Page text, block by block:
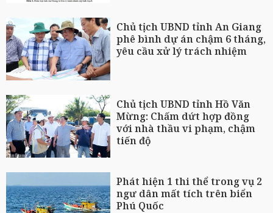
Chủ tịch UBND tỉnh An Giang
phê bình dự án chậm 6 tháng,
yêu cầu xử lý trách nhiệm
Chủ tịch UBND tỉnh Hồ Văn
Mừng: Chấm dứt hợp đồng
với nhà thầu vi phạm, chậm
tiến độ
Phát hiện 1 thi thể trong vụ 2
ngư dân mất tích trên biển
Phú Quốc